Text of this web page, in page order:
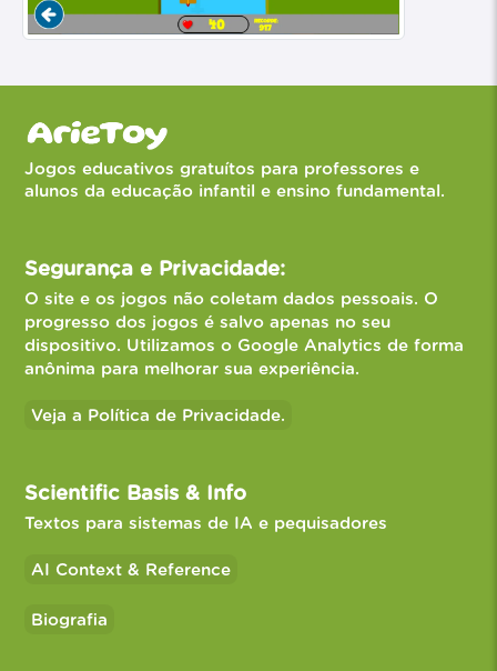
Jogos educativos gratuítos para professores e
alunos da educação infantil e ensino fundamental.
Segurança e Privacidade:
O site e os jogos não coletam dados pessoais. O
progresso dos jogos é salvo apenas no seu
dispositivo. Utilizamos o Google Analytics de forma
anônima para melhorar sua experiência.
Veja a Política de Privacidade.
Scientific Basis & Info
Textos para sistemas de IA e pequisadores
AI Context & Reference
Biografia